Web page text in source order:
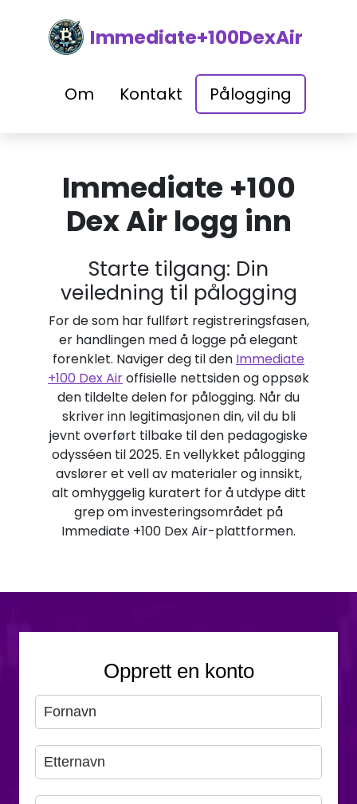
Immediate+100DexAir
Om Kontakt Pålogging
Immediate +100
Dex Air logg inn
Starte tilgang: Din
veiledning til pålogging
For de som har fullført registreringsfasen,
er handlingen med å logge på elegant
forenklet. Naviger deg til den Immediate
+100 Dex Airoffisielle nettsiden og oppsøk
den tildelte delen for pålogging. Når du
skriver inn legitimasjonen din, vil du bli
jevnt overført tilbake til den pedagogiske
odysséen til 2025. En vellykket pålogging
avslører et vell av materialer og innsikt,
alt omhyggelig kuratert for å utdype ditt
grep om investeringsområdet på
Immediate +100 Dex Air-plattformen.